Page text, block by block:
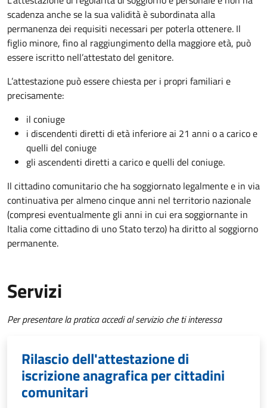
scadenza anche se la sua validità è subordinata alla
permanenza dei requisiti necessari per poterla ottenere. Il
figlio minore, fino al raggiungimento della maggiore età, può
essere iscritto nell’attestato del genitore.
L’attestazione può essere chiesta per i propri familiari e
precisamente:
il coniuge
i discendenti diretti di età inferiore ai 21 anni o a carico e
quelli del coniuge
gli ascendenti diretti a carico e quelli del coniuge.
Il cittadino comunitario che ha soggiornato legalmente e in via
continuativa per almeno cinque anni nel territorio nazionale
(compresi eventualmente gli anni in cui era soggiornante in
Italia come cittadino di uno Stato terzo) ha diritto al soggiorno
permanente.
Servizi
Per presentare la pratica accedi al servizio che ti interessa
Rilascio dell'attestazione di
iscrizione anagrafica per cittadini
comunitari